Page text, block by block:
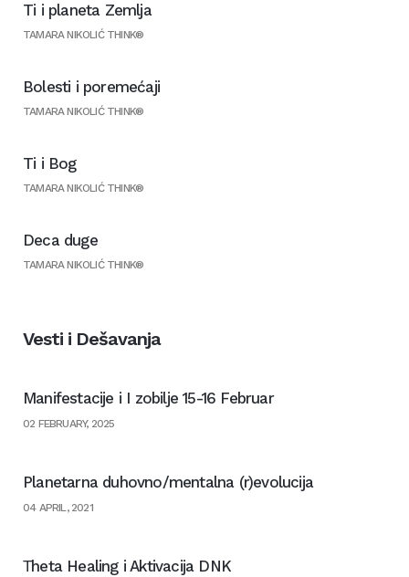
Ti i planeta Zemlja
TAMARA NIKOLIĆ THINK®
Bolesti i poremećaji
TAMARA NIKOLIĆ THINK®
Ti i Bog
TAMARA NIKOLIĆ THINK®
Deca duge
TAMARA NIKOLIĆ THINK®
Vesti i Dešavanja
Manifestacije i I zobilje 15-16 Februar
02 FEBRUARY, 2025
Planetarna duhovno/mentalna (r)evolucija
04 APRIL, 2021
Тheta Healing i Aktivacija DNK